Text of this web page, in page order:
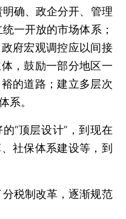
确、政企分开、管理
一开放的市场体系；
府宏观调控应以间接
，鼓励一部分地区一
的道路；建立多层次
系。
顶层设计”，到现在
社保体系建设等，到
税制改革，逐渐规范